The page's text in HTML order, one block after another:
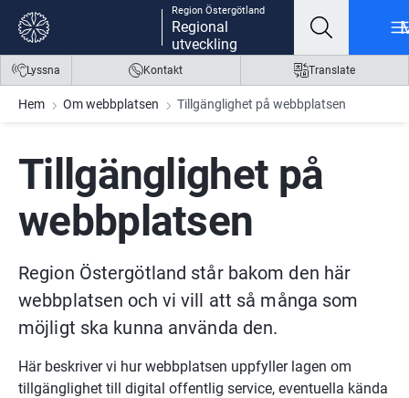
Gå till innehåll
Gå till meny
Gå till sidfot
Region Östergötland
Regional
utveckling
Lyssna Kontakt Translate
Hem Om webbplatsen Tillgänglighet på webbplatsen
Tillgänglighet på
webbplatsen
Region Östergötland står bakom den här
webbplatsen och vi vill att så många som
möjligt ska kunna använda den.
Här beskriver vi hur webbplatsen uppfyller lagen om
tillgänglighet till digital offentlig service, eventuella kända